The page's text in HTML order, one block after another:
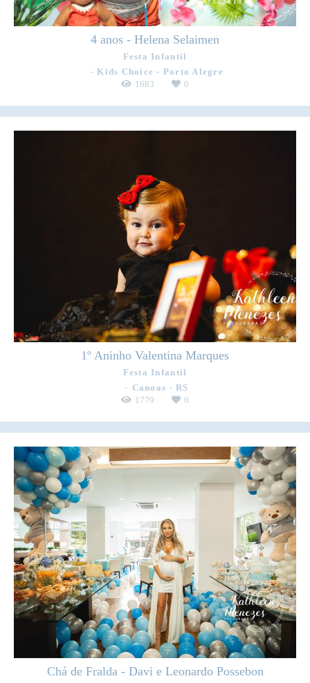
4 anos - Helena Selaimen
Festa Infantil
Kids Choice - Porto Alegre
1683 0
1º Aninho Valentina Marques
Festa Infantil
Canoas - RS
1779 0
Chá de Fralda - Davi e Leonardo Possebon